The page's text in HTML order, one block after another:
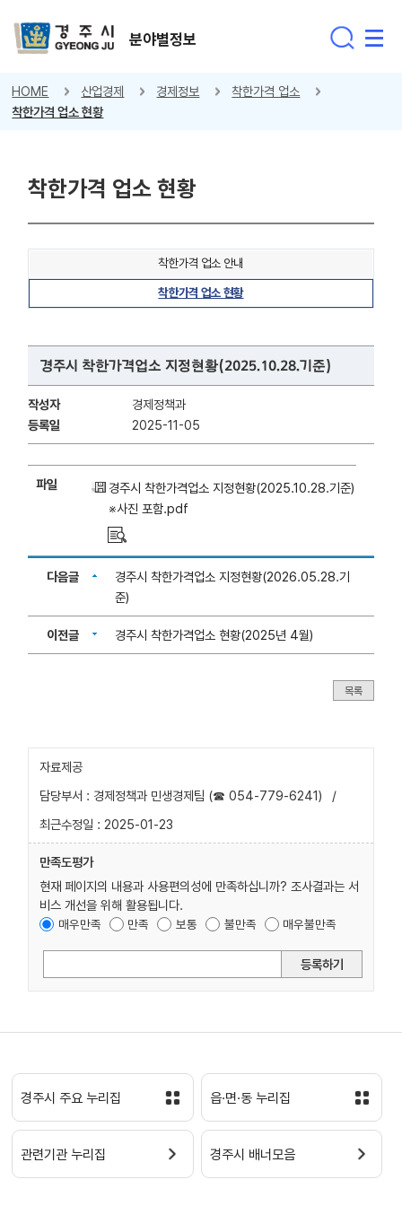
분야별정보
HOME 산업경제 경제정보
착한가격 업소
착한가격 업소 현황
착한가격 업소 현황
착한가격 업소 안내
착한가격 업소 현황
경주시 착한가격업소 지정현황(2025.10.28.기준)
작성자
경제정책과
등록일
2025-11-05
파일
경주시 착한가격업소 지정현황(2025.10.28.기준)
※사진 포함.pdf
다음글
경주시 착한가격업소 지정현황(2026.05.28.기
준)
이전글 경주시 착한가격업소 현황(2025년 4월)
목록
자료제공
담당부서 : 경제정책과 민생경제팀 (☎ 054-779-6241)
/
최근수정일 : 2025-01-23
만족도평가
현재 페이지의 내용과 사용편의성에 만족하십니까? 조사결과는 서
비스 개선을 위해 활용됩니다.
매우만족 만족 보통 불만족 매우불만족
등록하기
경주시 주요 누리집 읍·면·동 누리집
관련기관 누리집 경주시 배너모음